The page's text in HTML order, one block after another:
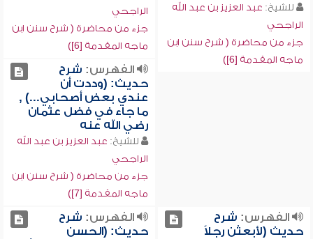
للشيخ: عبد العزيز بن عبد الله
الراجحي
جزء من محاضرة ( شرح سنن ابن
ماجه المقدمة [6])
الراجحي
جزء من محاضرة ( شرح سنن ابن
ماجه المقدمة [6])
الفهرس: شرح
حديث: (وددت أن
عندي بعض أصحابي...) ,
ما جاء في فضل عثمان
رضي الله عنه
للشيخ: عبد العزيز بن عبد الله
الراجحي
جزء من محاضرة ( شرح سنن ابن
ماجه المقدمة [7])
الفهرس: شرح
حديث (لأبعثن رجلاً
الفهرس: شرح
حديث: (الحسن